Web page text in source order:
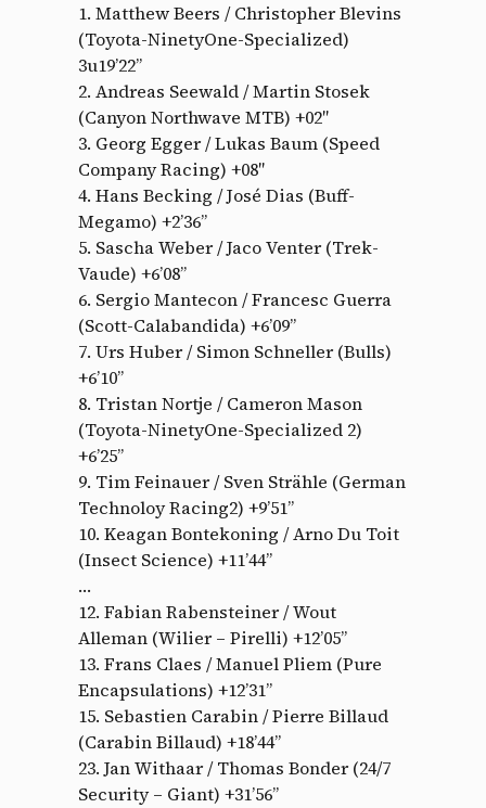
1. Matthew Beers / Christopher Blevins
(Toyota-NinetyOne-Specialized)
3u19’22”
2. Andreas Seewald / Martin Stosek
(Canyon Northwave MTB) +02″
3. Georg Egger / Lukas Baum (Speed
Company Racing) +08″
4. Hans Becking / José Dias (Buff-
Megamo) +2’36”
5. Sascha Weber / Jaco Venter (Trek-
Vaude) +6’08”
6. Sergio Mantecon / Francesc Guerra
(Scott-Calabandida) +6’09”
7. Urs Huber / Simon Schneller (Bulls)
+6’10”
8. Tristan Nortje / Cameron Mason
(Toyota-NinetyOne-Specialized 2)
+6’25”
9. Tim Feinauer / Sven Strähle (German
Technoloy Racing2) +9’51”
10. Keagan Bontekoning / Arno Du Toit
(Insect Science) +11’44”
…
12. Fabian Rabensteiner / Wout
Alleman (Wilier – Pirelli) +12’05”
13. Frans Claes / Manuel Pliem (Pure
Encapsulations) +12’31”
15. Sebastien Carabin / Pierre Billaud
(Carabin Billaud) +18’44”
23. Jan Withaar / Thomas Bonder (24/7
Security – Giant) +31’56”